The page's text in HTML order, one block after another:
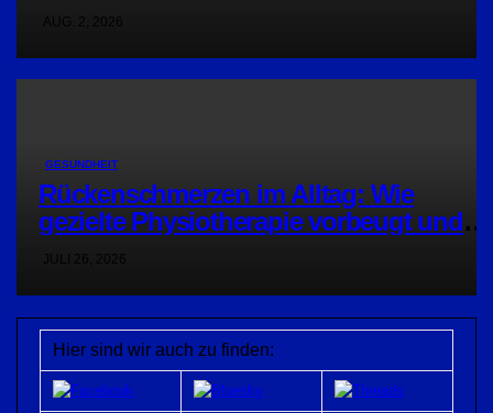
GESUNDHEIT
Rückenschmerzen im Alltag: Wie
gezielte Physiotherapie vorbeugt und
hilft
Hier sind wir auch zu finden: